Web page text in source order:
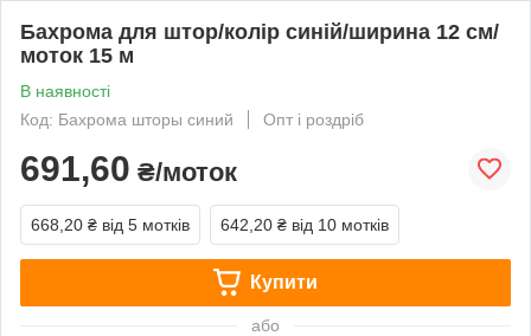
Бахрома для штор/колір синій/ширина 12 см/
моток 15 м
В наявності
Код: Бахрома шторы синий
Опт і роздріб
691,60 ₴/моток
668,20 ₴ від 5 мотків 642,20 ₴ від 10 мотків
Купити
або